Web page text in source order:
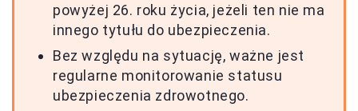
powyżej 26. roku życia, jeżeli ten nie ma
innego tytułu do ubezpieczenia.
Bez względu na sytuację, ważne jest
regularne monitorowanie statusu
ubezpieczenia zdrowotnego.